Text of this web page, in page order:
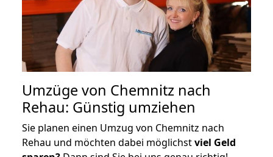
Umzüge von Chemnitz nach
Rehau: Günstig umziehen
Sie planen einen Umzug von Chemnitz nach
Rehau und möchten dabei möglichstviel Geld